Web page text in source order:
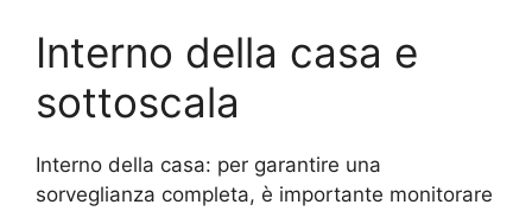
Interno della casa e
sottoscala
Interno della casa: per garantire una
sorveglianza completa, è importante monitorare